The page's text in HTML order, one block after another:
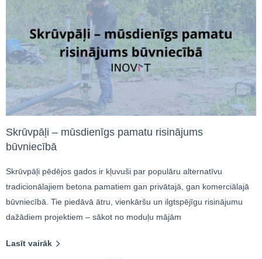
Skrūvpāļi – mūsdienīgs pamatu risinājums
būvniecībā
Skrūvpāļi pēdējos gados ir kļuvuši par populāru alternatīvu
tradicionālajiem betona pamatiem gan privātajā, gan komerciālajā
būvniecībā. Tie piedāvā ātru, vienkāršu un ilgtspējīgu risinājumu
dažādiem projektiem – sākot no moduļu mājām
Lasīt vairāk